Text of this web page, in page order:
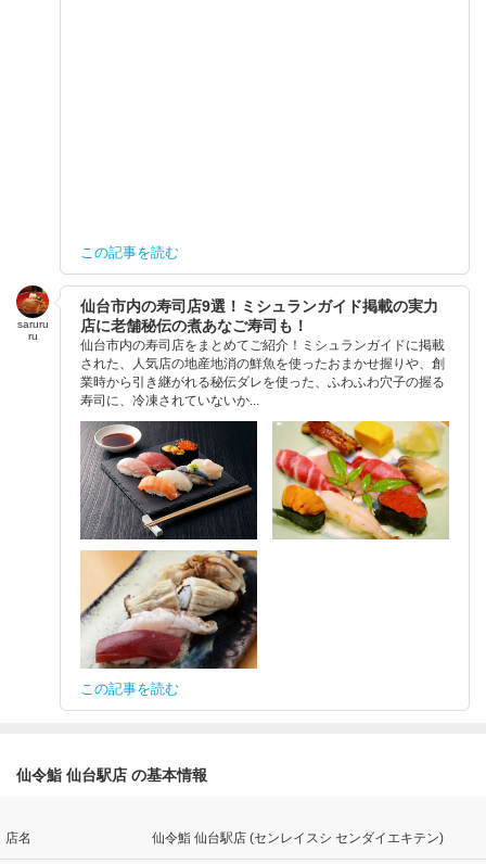
この記事を読む
saruru
ru
仙台市内の寿司店9選！ミシュランガイド掲載の実力
店に老舗秘伝の煮あなご寿司も！
仙台市内の寿司店をまとめてご紹介！ミシュランガイドに掲載
された、人気店の地産地消の鮮魚を使ったおまかせ握りや、創
業時から引き継がれる秘伝ダレを使った、ふわふわ穴子の握る
寿司に、冷凍されていないか...
この記事を読む
仙令鮨 仙台駅店 の基本情報
店名 仙令鮨 仙台駅店 (センレイスシ センダイエキテン)